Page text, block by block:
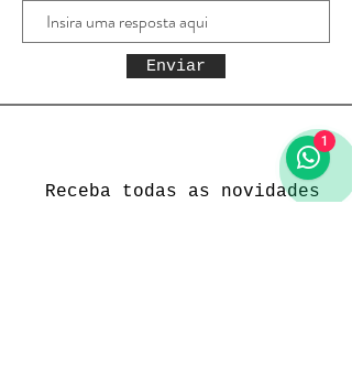
Enviar
Receba todas as novidades
1